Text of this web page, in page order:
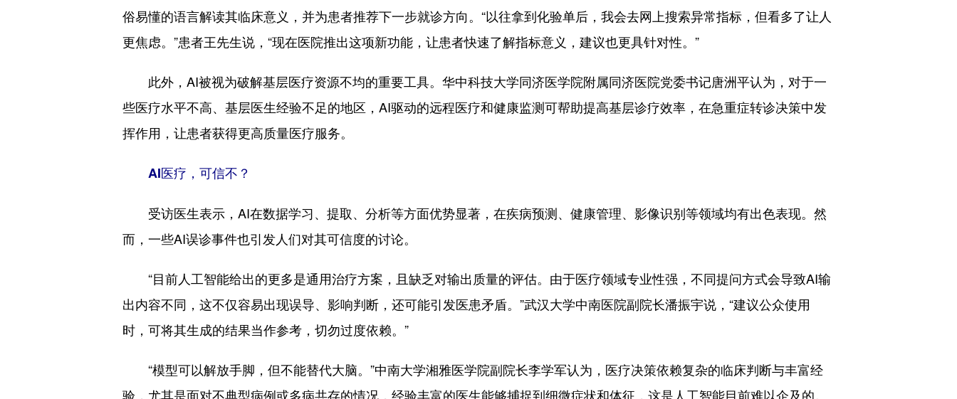
俗易懂的语言解读其临床意义，并为患者推荐下一步就诊方向。“以往拿到化验单后，我会去网上搜索异常指标，但看多了让人
更焦虑。”患者王先生说，“现在医院推出这项新功能，让患者快速了解指标意义，建议也更具针对性。”
此外，AI被视为破解基层医疗资源不均的重要工具。华中科技大学同济医学院附属同济医院党委书记唐洲平认为，对于一
些医疗水平不高、基层医生经验不足的地区，AI驱动的远程医疗和健康监测可帮助提高基层诊疗效率，在急重症转诊决策中发
挥作用，让患者获得更高质量医疗服务。
AI医疗，可信不？
受访医生表示，AI在数据学习、提取、分析等方面优势显著，在疾病预测、健康管理、影像识别等领域均有出色表现。然
而，一些AI误诊事件也引发人们对其可信度的讨论。
“目前人工智能给出的更多是通用治疗方案，且缺乏对输出质量的评估。由于医疗领域专业性强，不同提问方式会导致AI输
出内容不同，这不仅容易出现误导、影响判断，还可能引发医患矛盾。”武汉大学中南医院副院长潘振宇说，“建议公众使用
时，可将其生成的结果当作参考，切勿过度依赖。”
“模型可以解放手脚，但不能替代大脑。”中南大学湘雅医学院副院长李学军认为，医疗决策依赖复杂的临床判断与丰富经
验，尤其是面对不典型病例或多病共存的情况，经验丰富的医生能够捕捉到细微症状和体征，这是人工智能目前难以企及的。